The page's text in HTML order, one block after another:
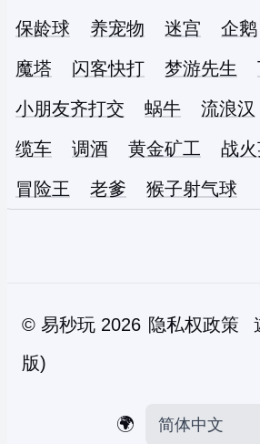
保龄球
养宠物 迷宫 企鹅
魔塔
闪客快打 梦游先生
小朋友齐打交
蜗牛 流浪汉
缆车
调酒 黄金矿工 战
冒险王
老爹 猴子射气球
© 易秒玩 2026 隐私权政策
版)
🌍